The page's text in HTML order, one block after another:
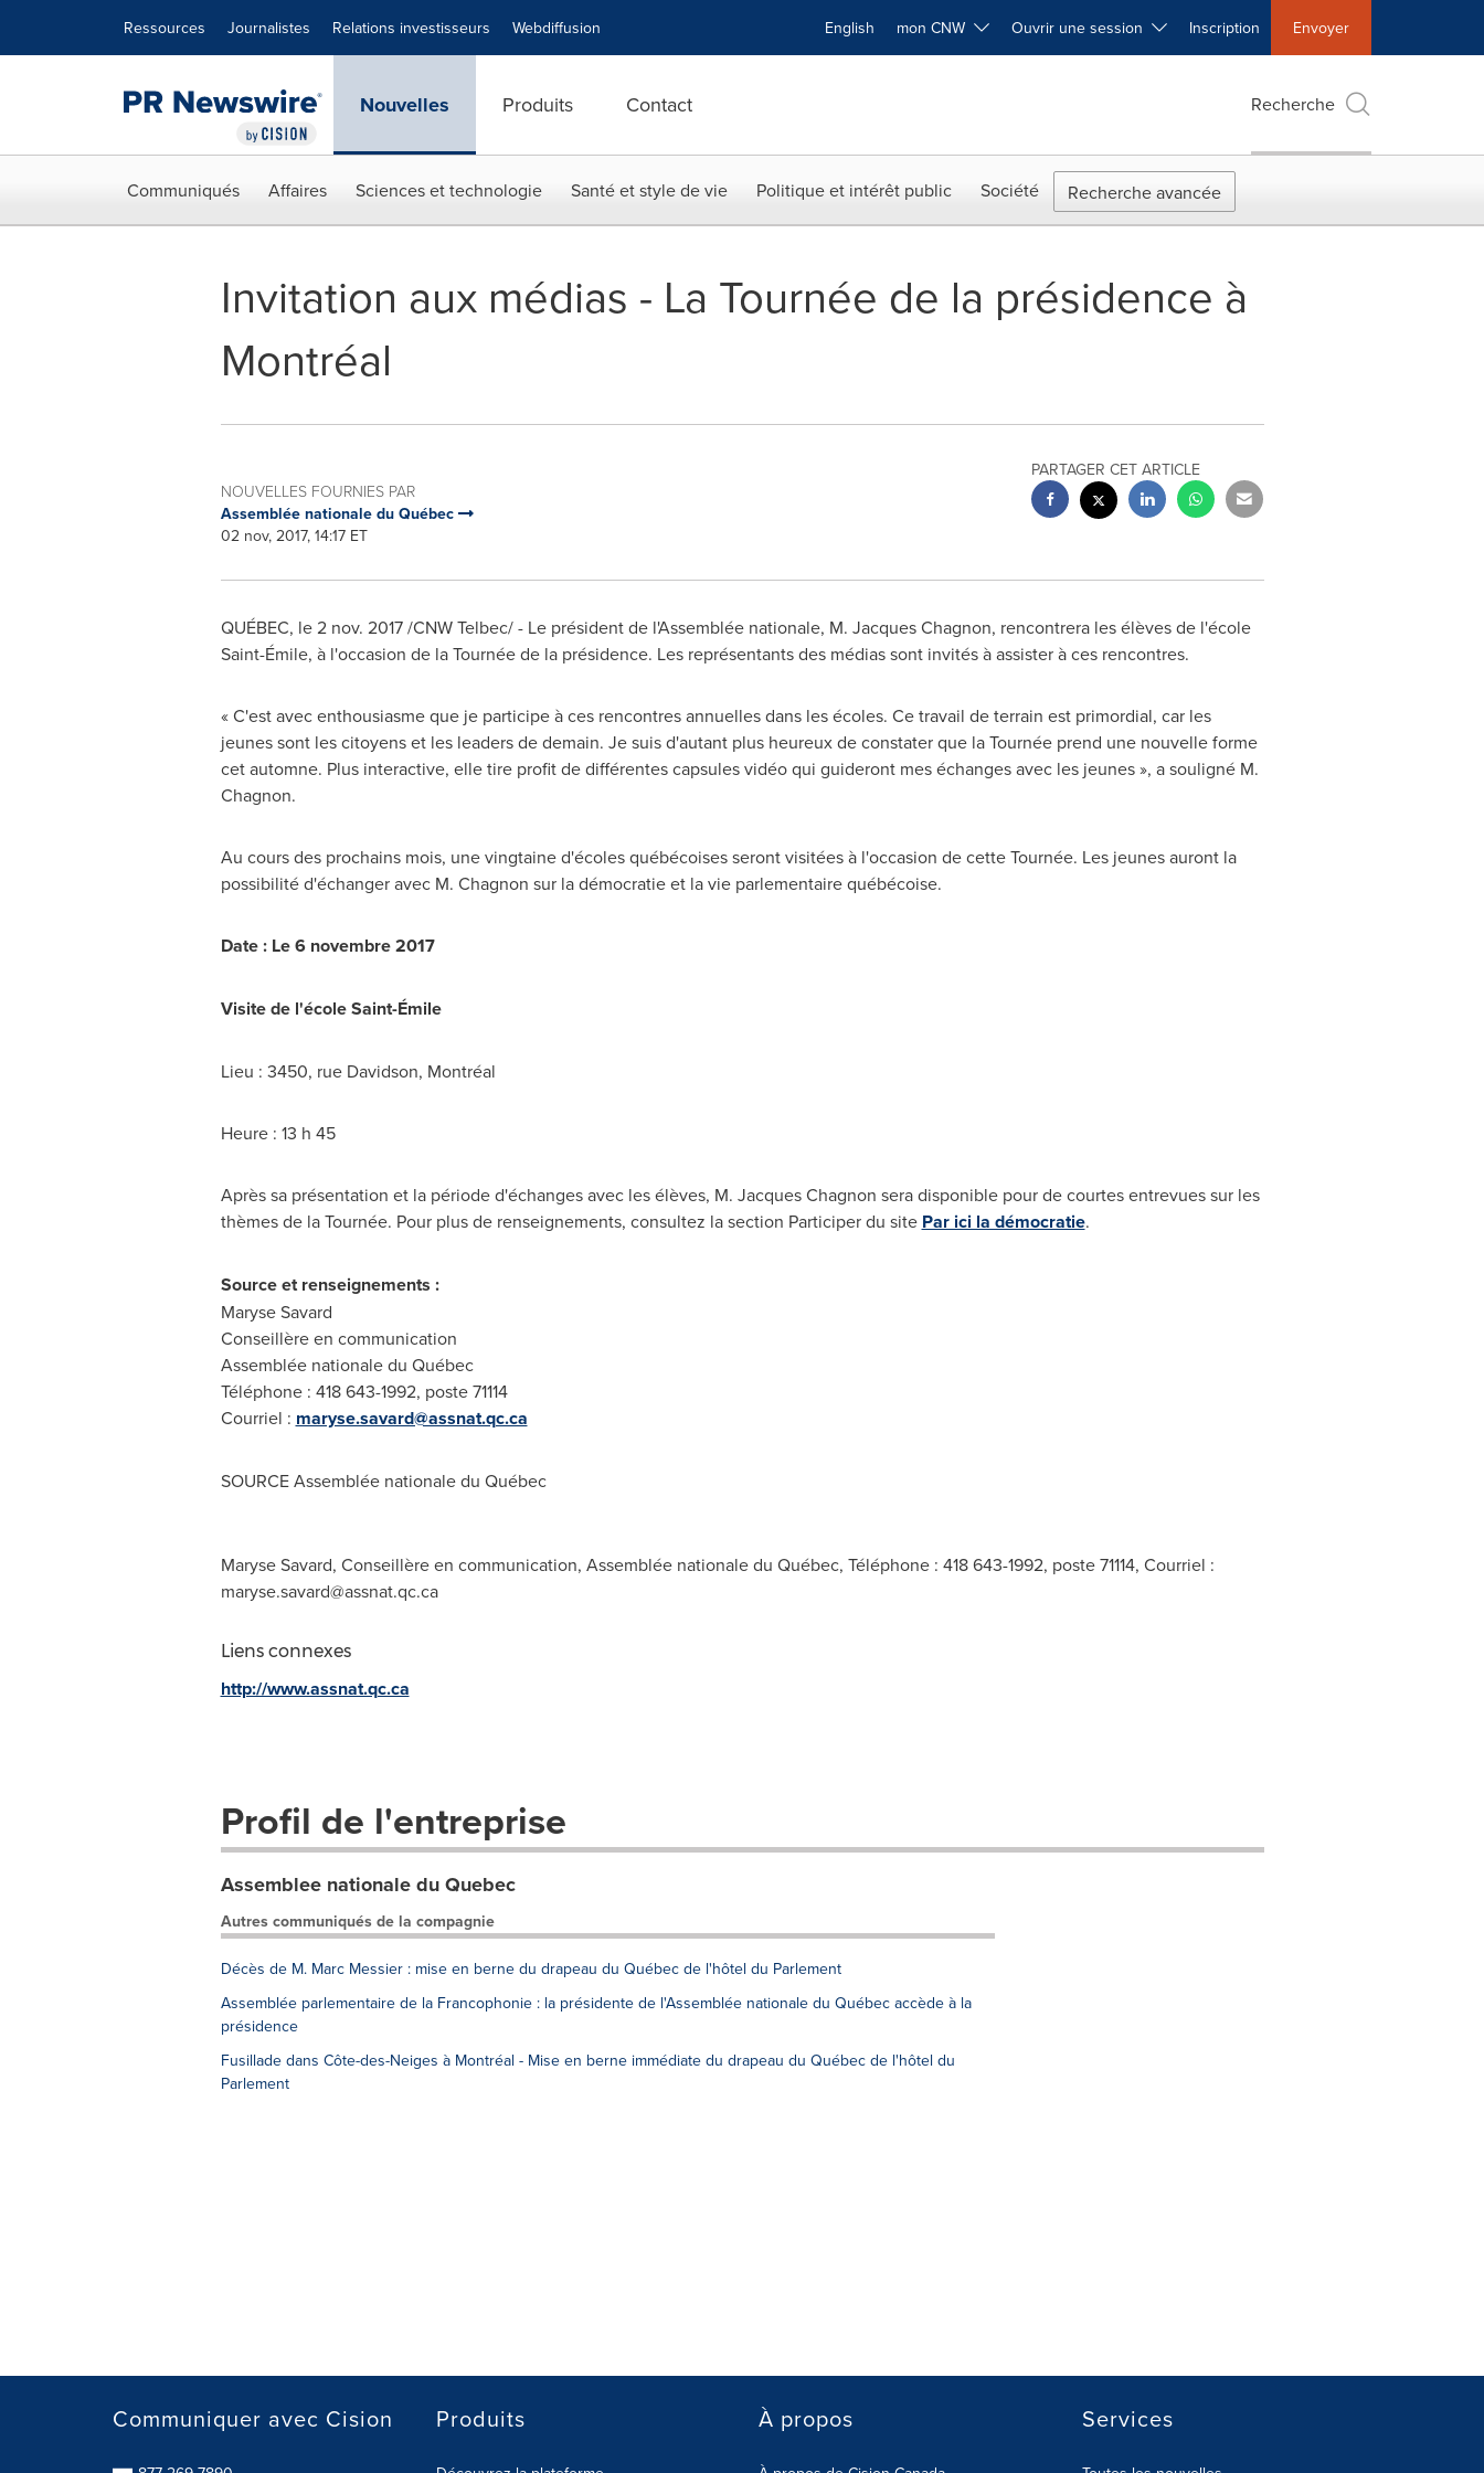
Ressources Journalistes Relations investisseurs Webdiffusion English mon CNW Ouvrir une session Inscription Envoyer
Nouvelles Produits Contact Recherche
Communiqués Affaires Sciences et technologie Santé et style de vie Politique et intérêt public Société Recherche avancée
Invitation aux médias - La Tournée de la présidence à
Montréal
NOUVELLES FOURNIES PAR
Assemblée nationale du Québec
02 nov, 2017, 14:17 ET
PARTAGER CET ARTICLE
QUÉBEC, le2 nov. 2017/CNW Telbec/ - Le président de l'Assemblée nationale, M. Jacques Chagnon, rencontrera les élèves de l'école
Saint-Émile, à l'occasion de la Tournée de la présidence. Les représentants des médias sont invités à assister à ces rencontres.
« C'est avec enthousiasme que je participe à ces rencontres annuelles dans les écoles. Ce travail de terrain est primordial, car les
jeunes sont les citoyens et les leaders de demain. Je suis d'autant plus heureux de constater que la Tournée prend une nouvelle forme
cet automne. Plus interactive, elle tire profit de différentes capsules vidéo qui guideront mes échanges avec les jeunes », a souligné M.
Chagnon.
Au cours des prochains mois, une vingtaine d'écoles québécoises seront visitées à l'occasion de cette Tournée. Les jeunes auront la
possibilité d'échanger avec M. Chagnon sur la démocratie et la vie parlementaire québécoise.
Date : Le 6 novembre 2017
Visite de l'école Saint-Émile
Lieu : 3450, rue Davidson, Montréal
Heure : 13 h 45
Après sa présentation et la période d'échanges avec les élèves, M. Jacques Chagnon sera disponible pour de courtes entrevues sur les
thèmes de la Tournée. Pour plus de renseignements, consultez la section Participer du site Par ici la démocratie.
Source et renseignements :
Maryse Savard
Conseillère en communication
Assemblée nationale du Québec
Téléphone : 418 643-1992, poste 71114
Courriel : maryse.savard@assnat.qc.ca
SOURCE Assemblée nationale du Québec
Maryse Savard, Conseillère en communication, Assemblée nationale du Québec, Téléphone : 418 643-1992, poste 71114, Courriel :
maryse.savard@assnat.qc.ca
Liens connexes
http://www.assnat.qc.ca
Profil de l'entreprise
Assemblee nationale du Quebec
Autres communiqués de la compagnie
Décès de M. Marc Messier : mise en berne du drapeau du Québec de l'hôtel du Parlement
Assemblée parlementaire de la Francophonie : la présidente de l'Assemblée nationale du Québec accède à la
présidence
Fusillade dans Côte-des-Neiges à Montréal - Mise en berne immédiate du drapeau du Québec de l'hôtel du
Parlement
Communiquer avec Cision Produits À propos Services